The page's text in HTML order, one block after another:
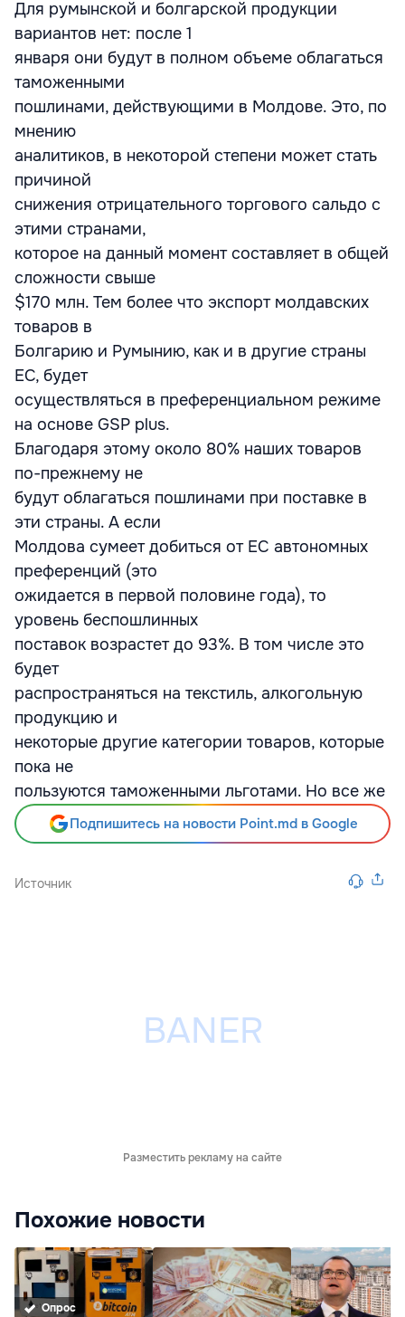
Для румынской и болгарской продукции
вариантов нет: после 1
января они будут в полном объеме облагаться
таможенными
пошлинами, действующими в Молдове. Это, по
мнению
аналитиков, в некоторой степени может стать
причиной
снижения отрицательного торгового сальдо с
этими странами,
которое на данный момент составляет в общей
сложности свыше
$170 млн. Тем более что экспорт молдавских
товаров в
Болгарию и Румынию, как и в другие страны
ЕС, будет
осуществляться в преференциальном режиме
на основе GSP plus.
Благодаря этому около 80% наших товаров
по-прежнему не
будут облагаться пошлинами при поставке в
эти страны. А если
Молдова сумеет добиться от ЕС автономных
преференций (это
ожидается в первой половине года), то
уровень беспошлинных
поставок возрастет до 93%. В том числе это
будет
распространяться на текстиль, алкогольную
продукцию и
некоторые другие категории товаров, которые
пока не
пользуются таможенными льготами. Но все же
Подпишитесь на новости Point.md в Google
Источник
Разместить рекламу на сайте
Похожие новости
Опрос